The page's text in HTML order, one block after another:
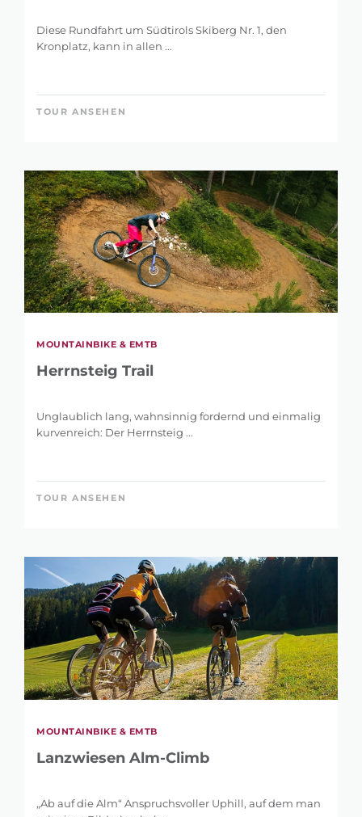
Diese Rundfahrt um Südtirols Skiberg Nr. 1, den
Kronplatz, kann in allen ...
TOUR ANSEHEN
MOUNTAINBIKE & EMTB
Herrnsteig Trail
Unglaublich lang, wahnsinnig fordernd und einmalig
kurvenreich: Der Herrnsteig ...
TOUR ANSEHEN
MOUNTAINBIKE & EMTB
Lanzwiesen Alm-Climb
„Ab auf die Alm“ Anspruchsvoller Uphill, auf dem man